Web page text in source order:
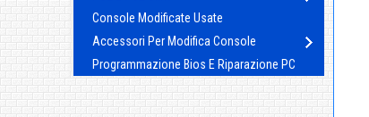
Console Modificate Usate
Accessori Per Modifica Console
Programmazione Bios E Riparazione PC